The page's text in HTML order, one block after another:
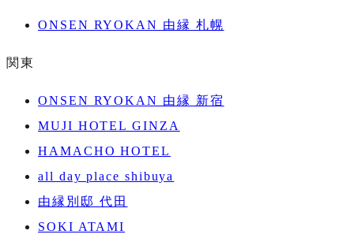
ONSEN RYOKAN 由縁 札幌
関東
ONSEN RYOKAN 由縁 新宿
MUJI HOTEL GINZA
HAMACHO HOTEL
all day place shibuya
由縁別邸 代田
SOKI ATAMI